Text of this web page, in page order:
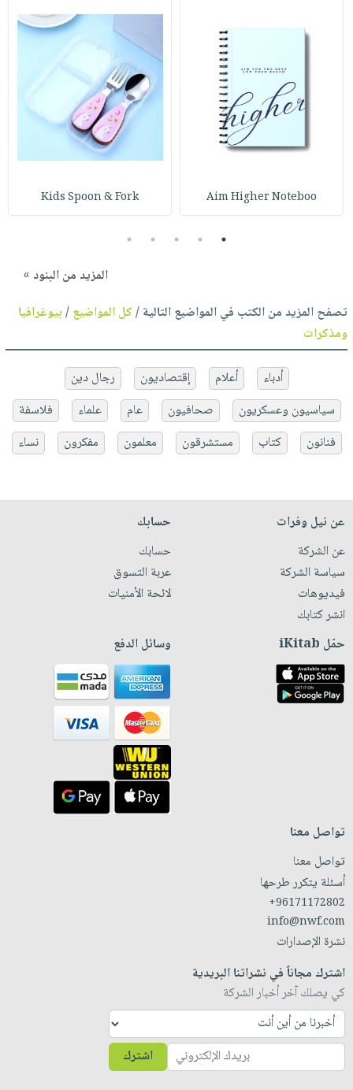
Aim Higher Noteboo
Kids Spoon & Fork
1
2
3
4
5
المزيد من البنود »
تصفح المزيد من الكتب في المواضيع التالية /كل المواضيع/بيوغرافيا
ومذكرات
أدباء أعلام إقتصاديون
رجال دين
سياسيون وعسكريون
صحافيون عام علماء
فلاسفة
فنانون
كتاب مستشرقون معلمون مفكرون نساء
عن نيل وفرات
عن الشركة
سياسة الشركة
فيديوهات
انشر كتابك
حسابك
حسابك
عربة التسوق
لائحة الأمنيات
حمّل iKitab وسائل الدفع
تواصل معنا
تواصل معنا
أسئلة يتكرر طرحها
+96171172802
info@nwf.com
نشرة الإصدارات
اشترك مجاناً في نشراتنا البريدية
كي يصلك آخر أخبار الشركة
اشترك